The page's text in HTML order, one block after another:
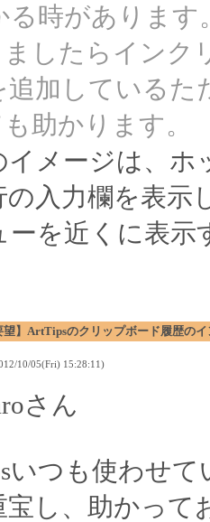
る時があります
ましたらインク
追加しているた
助かります。
イメージは、ホ
の入力欄を表示
ーを近くに表
望】ArtTipsのクリップボード履歴の
10/05(Fri) 15:28:11)
さん
いつも使わせ
宝し、助かって